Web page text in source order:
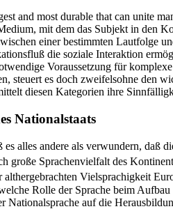
and most durable that can unite
mit dem das Subjekt in den
einer bestimmten Lautfolge
die soziale Interaktion
Voraussetzung für
steuert es doch zweifelsohne den
diesen Kategorien ihre
Nationalstaats
es alles andere als verwundern,
große Sprachenvielfalt des
althergebrachten Vielsprachigkeit
Rolle der Sprache beim
Nationalsprache auf die